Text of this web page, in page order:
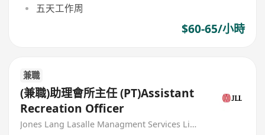
五天工作周
$60-65/小時
兼職
(兼職)助理會所主任 (PT)Assistant
Recreation Officer
Jones Lang Lasalle Managment Services Limited